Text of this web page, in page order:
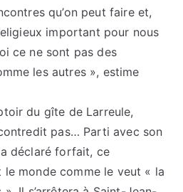
qu’on peut faire et,
important pour nous
ce ne sont pas des
les autres », estime
du gîte de Larreule,
pas… Parti avec son
déclaré forfait, ce
monde comme le veut « la